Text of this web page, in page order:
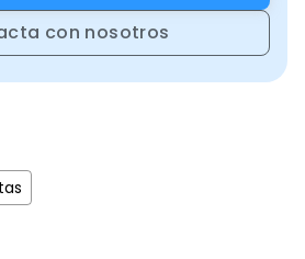
con nosotros